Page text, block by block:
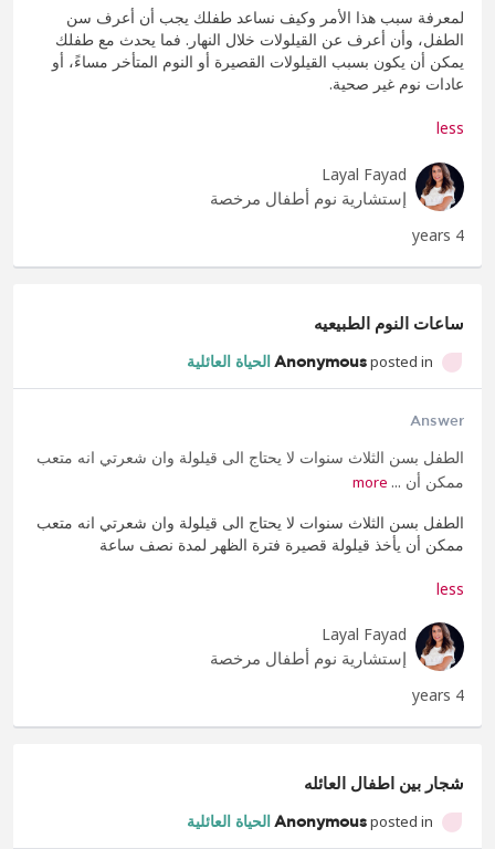
لمعرفة سبب هذا الأمر وكيف نساعد طفلك يجب أن أعرف سن
الطفل، وأن أعرف عن القيلولات خلال النهار. فما يحدث مع طفلك
يمكن أن يكون بسبب القيلولات القصيرة أو النوم المتأخر مساءً، أو
عادات نوم غير صحية.
less
Layal Fayad
إستشارية نوم أطفال مرخصة
4 years
ساعات النوم الطبيعيه
Anonymous posted in الحياة العائلية
Answer
الطفل بسن الثلاث سنوات لا يحتاج الى قيلولة وان شعرتي انه متعب
ممكن أن ...
الطفل بسن الثلاث سنوات لا يحتاج الى قيلولة وان شعرتي انه متعب
ممكن أن يأخذ قيلولة قصيرة فترة الظهر لمدة نصف ساعة
less
Layal Fayad
إستشارية نوم أطفال مرخصة
4 years
شجار بين اطفال العائله
Anonymous posted in الحياة العائلية